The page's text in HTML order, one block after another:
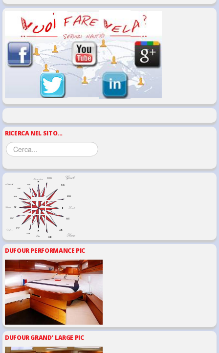
RICERCA NEL SITO...
DUFOUR PERFORMANCE PIC
DUFOUR GRAND' LARGE PIC